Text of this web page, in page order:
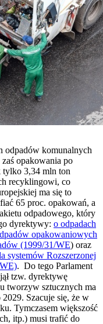
odpadów komunalnych
opakowania po
tylko 3,34 mln ton
recyklingowi, co
ma się to
65 proc. opakowań, a
odpadowego, który
dyrektywy: o odpadach
opakowaniowych
(1999/31/WE) oraz
systemów Rozszerzonej
. Do tego Parlament
tzw. dyrektywę
tworzyw sztucznych ma
Szacuje się, że w
Tymczasem większość
itp.) musi trafić do